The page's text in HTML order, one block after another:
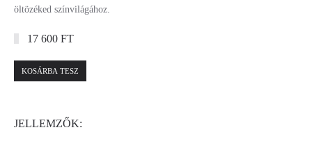
öltözéked színvilágához.
17 600 FT
KOSÁRBA TESZ
JELLEMZŐK: